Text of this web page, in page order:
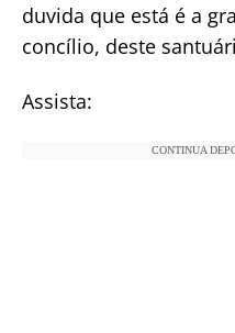
duvida que está é a
concílio, deste
Assista:
CONTINUA